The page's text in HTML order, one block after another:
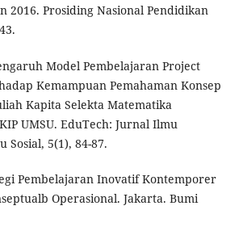
2016. Prosiding Nasional Pendidikan
Model Pembelajaran Project
Kemampuan Pemahaman Konsep
Kapita Selekta Matematika
UMSU. EduTech: Jurnal Ilmu
Sosial, 5(1), 84-87.
Pembelajaran Inovatif Kontemporer
Operasional. Jakarta. Bumi